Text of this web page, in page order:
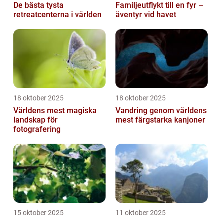
De bästa tysta
retreatcenterna i världen
Familjeutflykt till en fyr –
äventyr vid havet
18 oktober 2025
Världens mest magiska
landskap för
fotografering
18 oktober 2025
Vandring genom världens
mest färgstarka kanjoner
15 oktober 2025 11 oktober 2025